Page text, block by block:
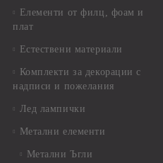
Елементи от филц, фоам и
плат
Естествени материали
Комплекти за декорации с
надписи и пожелания
Лед лампички
Метални елементи
Метални Ъгли